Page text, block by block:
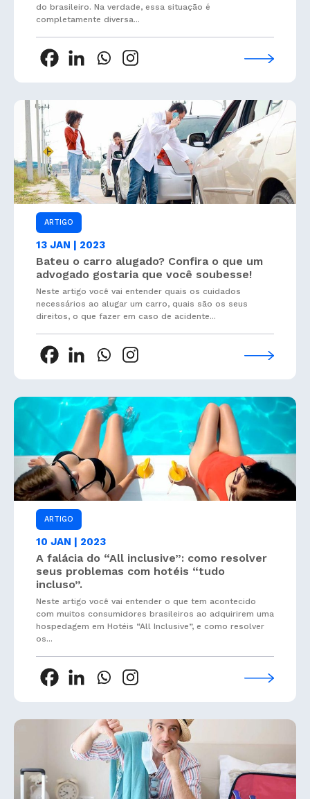
do brasileiro. Na verdade, essa situação é
completamente diversa...
ARTIGO
13 JAN | 2023
Bateu o carro alugado? Confira o que um
advogado gostaria que você soubesse!
Neste artigo você vai entender quais os cuidados
necessários ao alugar um carro, quais são os seus
direitos, o que fazer em caso de acidente...
ARTIGO
10 JAN | 2023
A falácia do “All inclusive”: como resolver
seus problemas com hotéis “tudo
incluso”.
Neste artigo você vai entender o que tem acontecido
com muitos consumidores brasileiros ao adquirirem uma
hospedagem em Hotéis “All Inclusive”, e como resolver
os...